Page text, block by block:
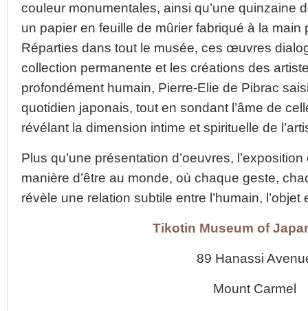
couleur monumentales, ainsi qu’une quinzaine
un papier en feuille de mûrier fabriqué à la main
Réparties dans tout le musée, ces œuvres
collection permanente et les créations des
profondément humain, Pierre-Elie de Pibrac
quotidien japonais, tout en sondant l’âme de
révélant la dimension intime et spirituelle de
Plus qu’une présentation d’oeuvres,
manière d’être au monde, où chaque geste,
révèle une relation subtile entre l’humain, l’objet
Tikotin Museum of
89 Hanassi
Mount Carmel